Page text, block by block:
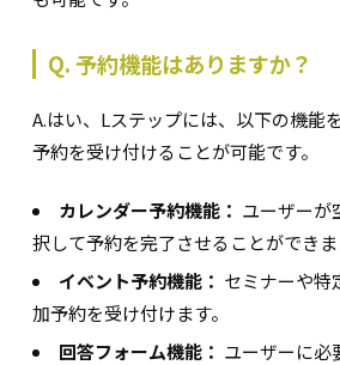
Q. 予約機能はありますか？
A.はい、Lステップには、以下の機能
予約を受け付けることが可能です。
カレンダー予約機能： ユーザーが
択して予約を完了させることができま
イベント予約機能： セミナーや特
加予約を受け付けます。
回答フォーム機能： ユーザーに必